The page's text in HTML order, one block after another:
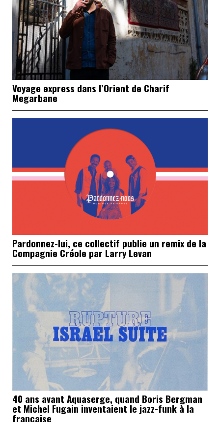
Voyage express dans l’Orient de Charif
Megarbane
Pardonnez-lui, ce collectif publie un remix de la
Compagnie Créole par Larry Levan
40 ans avant Aquaserge, quand Boris Bergman
et Michel Fugain inventaient le jazz-funk à la
française